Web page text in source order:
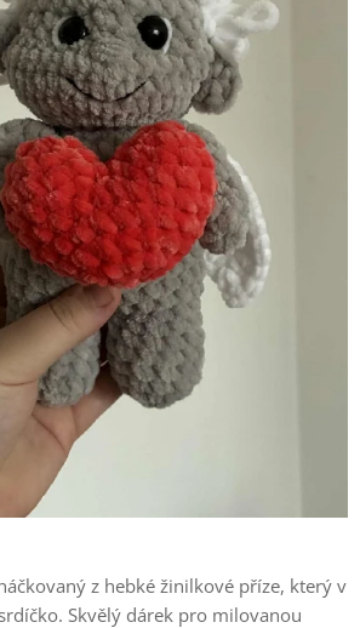
z hebké žinilkové příze, který v
Skvělý dárek pro milovanou